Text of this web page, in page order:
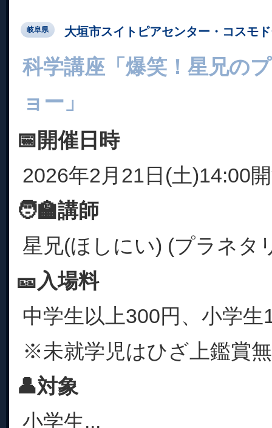
岐阜県 大垣市スイトピアセンター・コスモ
科学講座「爆笑！星兄の
ョー」
📅開催日時
2026年2月21日(土)14:00
🧑‍🏫講師
星兄(ほしにい) (プラネタ
🎫入場料
中学生以上300円、小学生
※未就学児はひざ上鑑賞
👤対象
小学生...